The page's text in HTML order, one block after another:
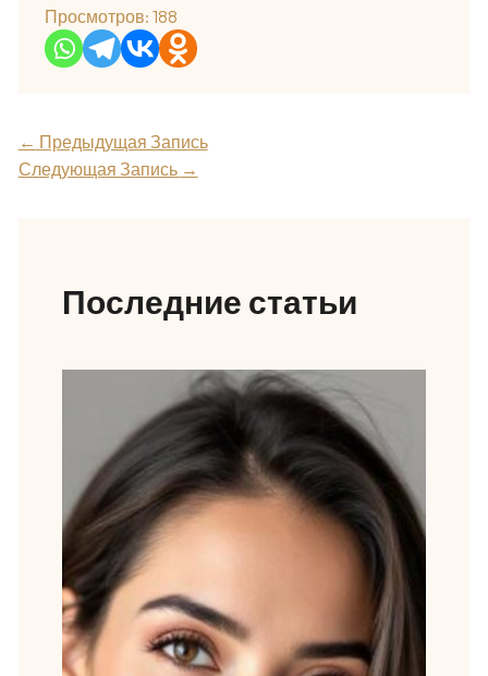
Просмотров: 188
← Предыдущая Запись
Следующая Запись →
Последние статьи